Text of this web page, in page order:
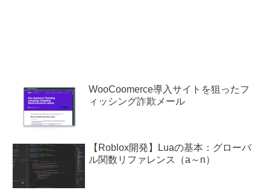
WooCoomerce導入サイトを狙ったフ
ィッシング詐欺メール
【Roblox開発】Luaの基本：グローバ
ル関数リファレンス（a～n）